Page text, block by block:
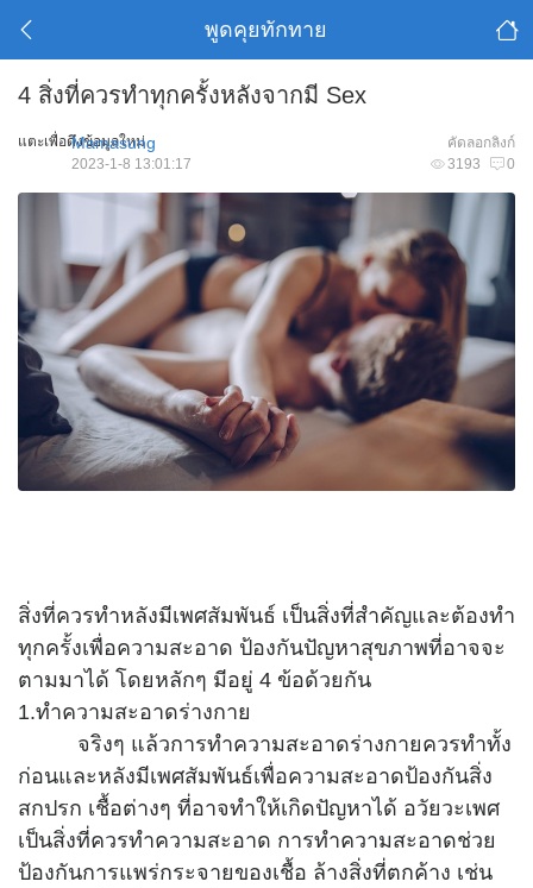
พูดคุยทักทาย
4 สิ่งที่ควรทำทุกครั้งหลังจากมี Sex
แตะเพื่อดึงข้อมูลใหม่ คัดลอกลิงก์
Mamasung
3193 0
2023-1-8 13:01:17
สิ่งที่ควรทำหลังมีเพศสัมพันธ์ เป็นสิ่งที่สำคัญและต้องทำ
ทุกครั้งเพื่อความสะอาด ป้องกันปัญหาสุขภาพที่อาจจะ
ตามมาได้ โดยหลักๆ มีอยู่ 4 ข้อด้วยกัน
1.ทำความสะอาดร่างกาย
จริงๆ แล้วการทำความสะอาดร่างกายควรทำทั้ง
ก่อนและหลังมีเพศสัมพันธ์เพื่อความสะอาดป้องกันสิ่ง
สกปรก เชื้อต่างๆ ที่อาจทำให้เกิดปัญหาได้ อวัยวะเพศ
เป็นสิ่งที่ควรทำความสะอาด การทำความสะอาดช่วย
ป้องกันการแพร่กระจายของเชื้อ ล้างสิ่งที่ตกค้าง เช่น